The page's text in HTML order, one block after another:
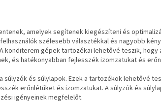
amelyek segítenek kiegészíteni és
szélesebb választékkal és nagyobb
konditerem gépek tartozékai lehetővé teszik, hogy
és hatékonyabban fejlesszék izomzatukat és
és súlylapok. Ezek a tartozékok lehetővé
erőnlétüket és izomzatukat. A súlyzók és
igényeinek megfelelőt.